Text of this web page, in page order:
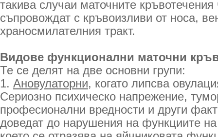
такива случаи маточните кръвотечения
съпровождат с кръвоизливи от носа,
храносмилателния тракт.
Видове функционални маточни
Те се делят на две основни групи:
1. Ановулаторни, когато липсва
Сериозно психическо напрежение,
професионални вредности и други
доведат до нарушения на функциите